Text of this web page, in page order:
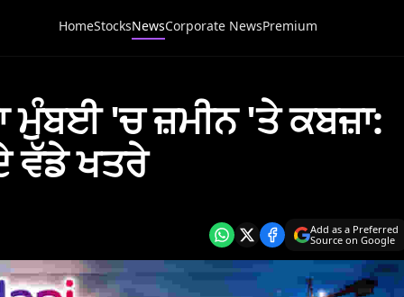
HomeStocksNewsCorporate NewsPremium
ਮੁੰਬਈ 'ਚ ਜ਼ਮੀਨ 'ਤੇ ਕਬਜ਼ਾ:
ਵੱਡੇ ਖਤਰੇ
Add as a Preferred
Source on Google